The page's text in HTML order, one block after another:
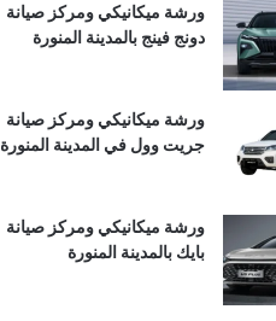
ورشة ميكانيكي ومركز صيانة
دونج فينج بالمدينة المنورة
ورشة ميكانيكي ومركز صيانة
جريت وول في المدينة المنورة
ورشة ميكانيكي ومركز صيانة
بايك بالمدينة المنورة